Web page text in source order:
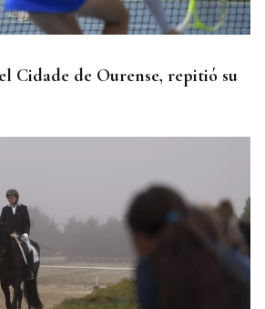
Cidade de Ourense, repitió su